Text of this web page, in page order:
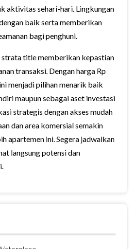
aktivitas sehari-hari. Lingkungan
baik serta memberikan
bagi penghuni.
title memberikan kepastian
transaksi. Dengan harga Rp
menjadi pilihan menarik baik
maupun sebagai aset investasi
strategis dengan akses mudah
dan area komersial semakin
apartemen ini. Segera jadwalkan
langsung potensi dan